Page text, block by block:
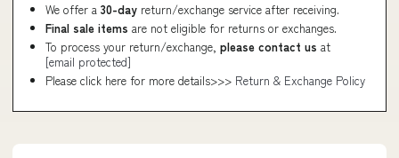
We offer a 30-day return/exchange service after receiving.
Final sale items are not eligible for returns or exchanges.
To process your return/exchange, please contact us at
[email protected]
Please click here for more details>>> Return & Exchange Policy